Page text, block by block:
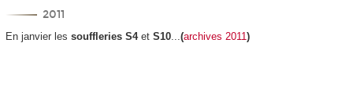
2011
En janvier les souffleries S4et S10... (archives 2011)